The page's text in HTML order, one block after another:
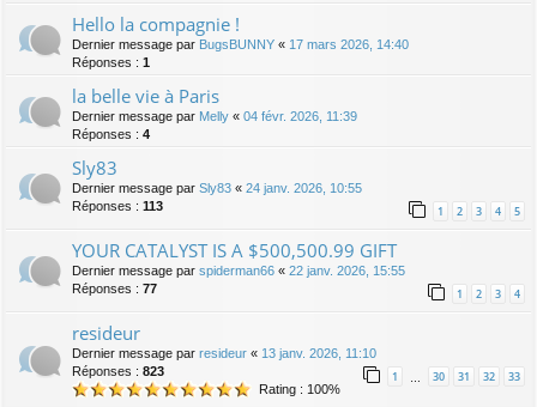
Hello la compagnie !
Dernier message par BugsBUNNY « 17 mars 2026, 14:40
Réponses : 1
la belle vie à Paris
Dernier message par Melly « 04 févr. 2026, 11:39
Réponses : 4
Sly83
Dernier message par Sly83 « 24 janv. 2026, 10:55
Réponses : 113 1 2 3 4 5
YOUR CATALYST IS A $500,500.99 GIFT
Dernier message par spiderman66 « 22 janv. 2026, 15:55
Réponses : 77 1 2 3 4
resideur
Dernier message par resideur « 13 janv. 2026, 11:10
Réponses : 823 1 … 30 31 32 33
Rating : 100%